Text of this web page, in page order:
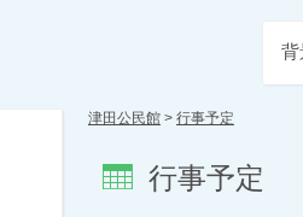
背
津田公民館 > 行事予定
行事予定